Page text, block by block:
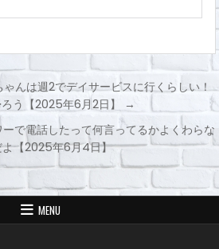
んは週2でデイサービスに行くらしい！
う【2025年6月2日】 →
で電話したって何言ってるかよくわらな
よ【2025年6月4日】
MENU